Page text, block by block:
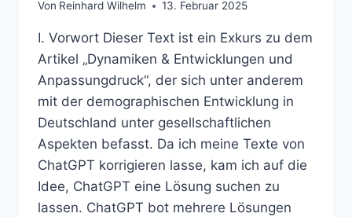
Von Reinhard Wilhelm 13. Februar 2025
I. Vorwort Dieser Text ist ein Exkurs zu dem
Artikel „Dynamiken & Entwicklungen und
Anpassungdruck“, der sich unter anderem
mit der demographischen Entwicklung in
Deutschland unter gesellschaftlichen
Aspekten befasst. Da ich meine Texte von
ChatGPT korrigieren lasse, kam ich auf die
Idee, ChatGPT eine Lösung suchen zu
lassen. ChatGPT bot mehrere Lösungen